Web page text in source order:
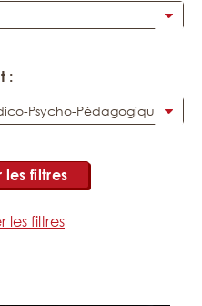
:
filtres
les filtres